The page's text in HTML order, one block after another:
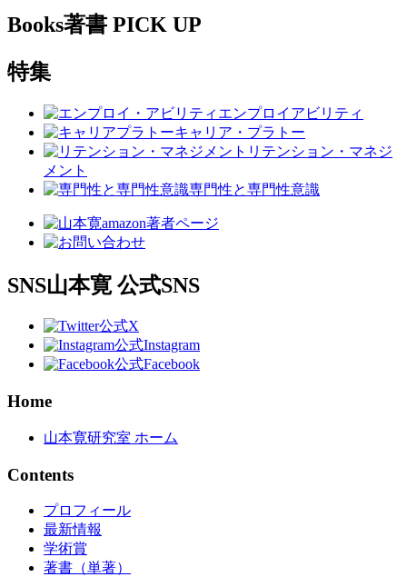
Books著書 PICK UP
特集
エンプロイアビリティ
キャリア・プラトー
リテンション・マネジ
メント
専門性と専門性意識
SNS山本寛 公式SNS
公式X
公式Instagram
公式Facebook
Home
山本寛研究室 ホーム
Contents
プロフィール
最新情報
学術賞
著書（単著）